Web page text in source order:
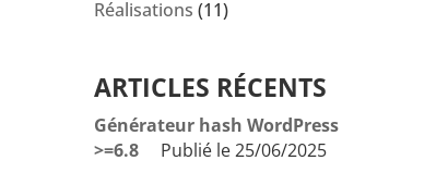
Réalisations (11)
ARTICLES RÉCENTS
Générateur hash WordPress
>=6.8
Publié le 25/06/2025